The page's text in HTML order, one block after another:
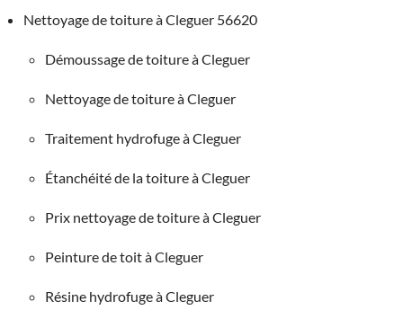
Nettoyage de toiture à Cleguer 56620
Démoussage de toiture à Cleguer
Nettoyage de toiture à Cleguer
Traitement hydrofuge à Cleguer
Étanchéité de la toiture à Cleguer
Prix nettoyage de toiture à Cleguer
Peinture de toit à Cleguer
Résine hydrofuge à Cleguer